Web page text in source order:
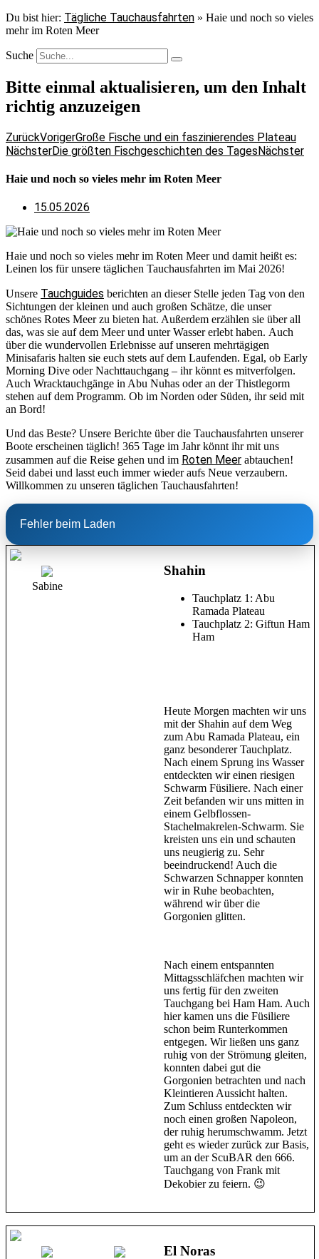
Du bist hier: Tägliche Tauchausfahrten » Haie und noch so vieles
mehr im Roten Meer
Suche
Bitte einmal aktualisieren, um den Inhalt
richtig anzuzeigen
ZurückVorigerGroße Fische und ein faszinierendes Plateau
NächsterDie größten Fischgeschichten des TagesNächster
Haie und noch so vieles mehr im Roten Meer
15.05.2026
Haie und noch so vieles mehr im Roten Meer und damit heißt es:
Leinen los für unsere täglichen Tauchausfahrten im Mai 2026!
Unsere Tauchguides berichten an dieser Stelle jeden Tag von den
Sichtungen der kleinen und auch großen Schätze, die unser
schönes Rotes Meer zu bieten hat. Außerdem erzählen sie über all
das, was sie auf dem Meer und unter Wasser erlebt haben. Auch
über die wundervollen Erlebnisse auf unseren mehrtägigen
Minisafaris halten sie euch stets auf dem Laufenden. Egal, ob Early
Morning Dive oder Nachttauchgang – ihr könnt es mitverfolgen.
Auch Wracktauchgänge in Abu Nuhas oder an der Thistlegorm
stehen auf dem Programm. Ob im Norden oder Süden, ihr seid mit
an Bord!
Und das Beste? Unsere Berichte über die Tauchausfahrten unserer
Boote erscheinen täglich! 365 Tage im Jahr könnt ihr mit uns
zusammen auf die Reise gehen und im Roten Meer abtauchen!
Seid dabei und lasst euch immer wieder aufs Neue verzaubern.
Willkommen zu unseren täglichen Tauchausfahrten!
Fehler beim Laden
Sabine
Shahin
Tauchplatz 1: Abu
Ramada Plateau
Tauchplatz 2: Giftun Ham
Ham
Heute Morgen machten wir uns
mit der Shahin auf dem Weg
zum Abu Ramada Plateau, ein
ganz besonderer Tauchplatz.
Nach einem Sprung ins Wasser
entdeckten wir einen riesigen
Schwarm Füsiliere. Nach einer
Zeit befanden wir uns mitten in
einem Gelbflossen-
Stachelmakrelen-Schwarm. Sie
kreisten uns ein und schauten
uns neugierig zu. Sehr
beeindruckend! Auch die
Schwarzen Schnapper konnten
wir in Ruhe beobachten,
während wir über die
Gorgonien glitten.
Nach einem entspannten
Mittagsschläfchen machten wir
uns fertig für den zweiten
Tauchgang bei Ham Ham. Auch
hier kamen uns die Füsiliere
schon beim Runterkommen
entgegen. Wir ließen uns ganz
ruhig von der Strömung gleiten,
konnten dabei gut die
Gorgonien betrachten und nach
Kleintieren Aussicht halten.
Zum Schluss entdeckten wir
noch einen großen Napoleon,
der ruhig herumschwamm. Jetzt
geht es wieder zurück zur Basis,
um an der ScuBAR den 666.
Tauchgang von Frank mit
Dekobier zu feiern. 😉
El Noras